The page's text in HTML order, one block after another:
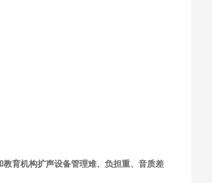
育机构扩声设备管理难、负担重、音质差